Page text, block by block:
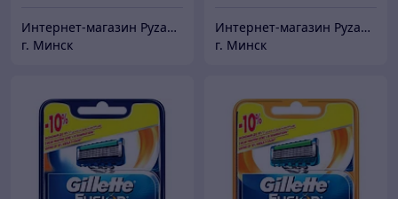
Интернет-магазин Pyzan Товары для дома и семьи
г. Минск
Интернет-магазин Pyzan Товары для дома и семьи
г. Минск